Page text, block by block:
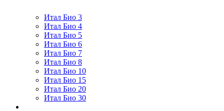
Итал Био 3
Итал Био 4
Итал Био 5
Итал Био 6
Итал Био 7
Итал Био 8
Итал Био 10
Итал Био 15
Итал Био 20
Итал Био 30